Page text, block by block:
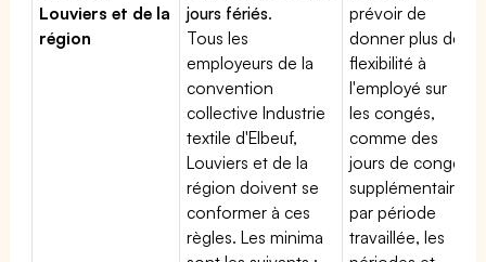
Louviers et de la
région
jours fériés.
Tous les
employeurs de la
convention
collective Industrie
textile d'Elbeuf,
Louviers et de la
région doivent se
conformer à ces
règles. Les minima
prévoir de
donner plus de
flexibilité à
l'employé sur
les congés,
comme des
jours de congé
supplémentaires
par période
travaillée, les